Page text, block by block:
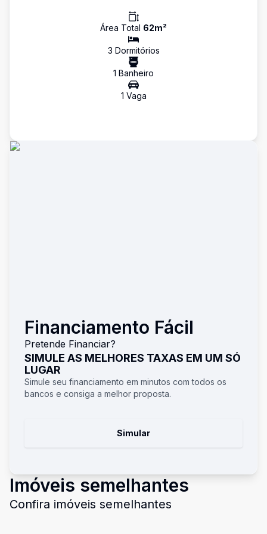
Área Total 62m²
3 Dormitórios
1 Banheiro
1 Vaga
Financiamento Fácil
Pretende Financiar?
SIMULE AS MELHORES TAXAS EM UM SÓ
LUGAR
Simule seu financiamento em minutos com todos os
bancos e consiga a melhor proposta.
Simular
Imóveis semelhantes
Confira imóveis semelhantes